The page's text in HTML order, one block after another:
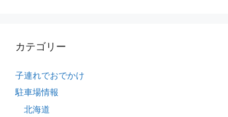
カテゴリー
子連れでおでかけ
駐車場情報
北海道